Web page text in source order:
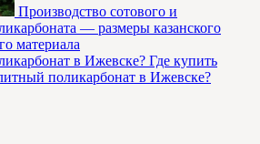
Производство сотового и
— размеры казанского
материала
Где купить
поликарбонат в Ижевске?